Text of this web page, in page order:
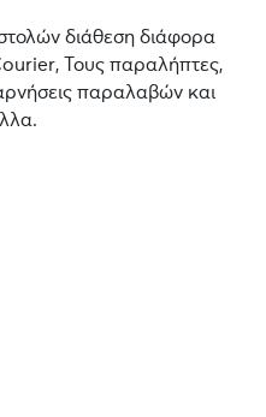
διάθεση διάφορα
Τους παραλήπτες,
παραλαβών και